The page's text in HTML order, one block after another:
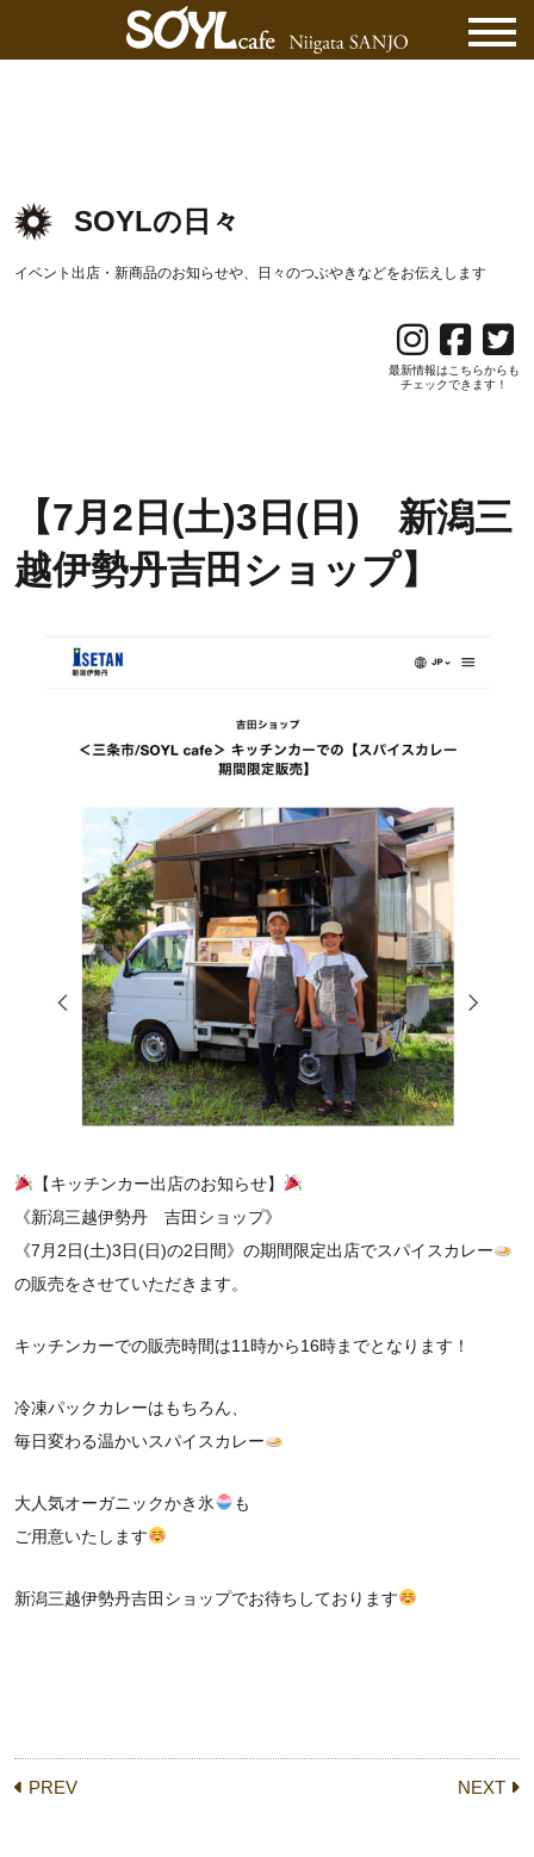
SOYLの日々
イベント出店・新商品のお知らせや、日々のつぶやきなどをお伝えします
最新情報はこちらからも
チェックできます！
【7月2日(土)3日(日) 新潟三
越伊勢丹吉田ショップ】
【キッチンカー出店のお知らせ】
《新潟三越伊勢丹 吉田ショップ》
《7月2日(土)3日(日)の2日間》の期間限定出店でスパイスカレー
の販売をさせていただきます。
キッチンカーでの販売時間は11時から16時までとなります！
冷凍パックカレーはもちろん、
毎日変わる温かいスパイスカレー
大人気オーガニックかき氷
も
ご用意いたします
新潟三越伊勢丹吉田ショップでお待ちしております
PREV NEXT